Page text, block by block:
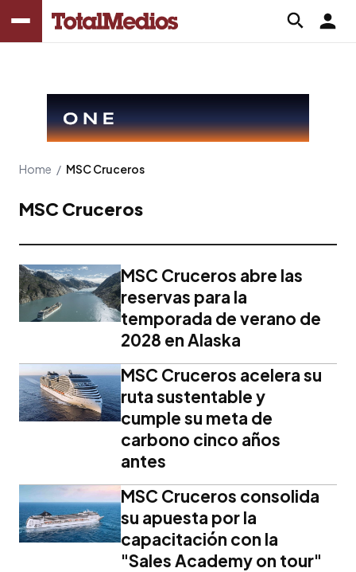
Home / MSC Cruceros
MSC Cruceros
MSC Cruceros abre las
reservas para la
temporada de verano de
2028 en Alaska
MSC Cruceros acelera su
ruta sustentable y
cumple su meta de
carbono cinco años
antes
MSC Cruceros consolida
su apuesta por la
capacitación con la
"Sales Academy on tour"